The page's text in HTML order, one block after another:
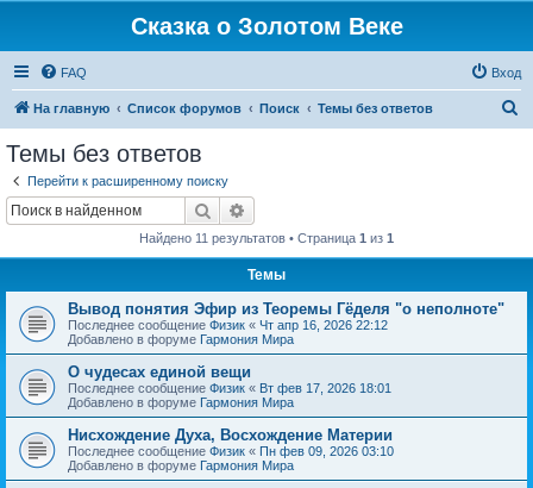
Сказка о Золотом Веке
FAQ Вход
На главную Список форумов Поиск Темы без ответов
Темы без ответов
Перейти к расширенному поиску
Поиск
Найдено 11 результатов • Страница 1 из 1
Темы
Вывод понятия Эфир из Теоремы Гёделя "о неполноте"
Последнее сообщение Физик « Чт апр 16, 2026 22:12
Добавлено в форуме Гармония Мира
О чудесах единой вещи
Последнее сообщение Физик « Вт фев 17, 2026 18:01
Добавлено в форуме Гармония Мира
Нисхождение Духа, Восхождение Материи
Последнее сообщение Физик « Пн фев 09, 2026 03:10
Добавлено в форуме Гармония Мира